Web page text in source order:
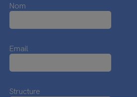
Nom
Email
Structure